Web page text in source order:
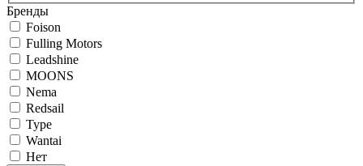
Бренды
Foison
Fulling Motors
Leadshine
MOONS
Nema
Redsail
Type
Wantai
Нет